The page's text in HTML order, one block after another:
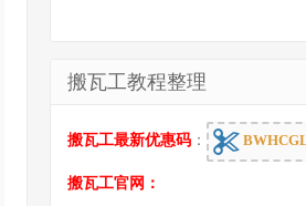
搬瓦工教程整理
搬瓦工最新优惠码 ：
搬瓦工官网：